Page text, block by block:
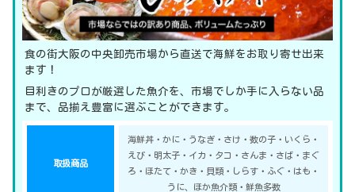
食の街大阪の中央卸売市場から直送で海鮮をお取り寄せ出来
ます！
目利きのプロが厳選した魚介を、市場でしか手に入らない品
まで、品揃え豊富に選ぶことができます。
取扱商品
海鮮丼・かに・うなぎ・さけ・数の子・いくら・
えび・明太子・イカ・タコ・さんま・さば・まぐ
ろ・ほたて・かき・貝類・しらす・ふぐ・はも・
うに、ほか魚介類・鮮魚多数